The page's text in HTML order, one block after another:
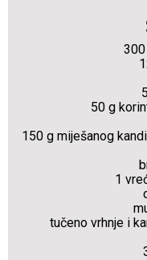
50 g
150 g miješanog
1
tučeno vrhnje i